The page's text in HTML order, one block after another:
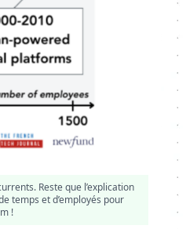
Reste que l’explication
temps et d’employés pour
!